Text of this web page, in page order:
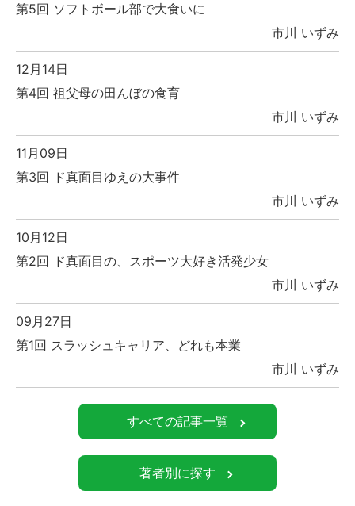
第5回 ソフトボール部で大食いに
市川 いずみ
12月14日
第4回 祖父母の田んぼの食育
市川 いずみ
11月09日
第3回 ド真面目ゆえの大事件
市川 いずみ
10月12日
第2回 ド真面目の、スポーツ大好き活発少女
市川 いずみ
09月27日
第1回 スラッシュキャリア、どれも本業
市川 いずみ
すべての記事一覧
著者別に探す